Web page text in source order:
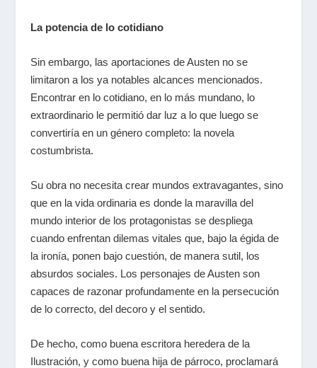
La potencia de lo cotidiano
Sin embargo, las aportaciones de Austen no se
limitaron a los ya notables alcances mencionados.
Encontrar en lo cotidiano, en lo más mundano, lo
extraordinario le permitió dar luz a lo que luego se
convertiría en un género completo: la novela
costumbrista.
Su obra no necesita crear mundos extravagantes, sino
que en la vida ordinaria es donde la maravilla del
mundo interior de los protagonistas se despliega
cuando enfrentan dilemas vitales que, bajo la égida de
la ironía, ponen bajo cuestión, de manera sutil, los
absurdos sociales. Los personajes de Austen son
capaces de razonar profundamente en la persecución
de lo correcto, del decoro y el sentido.
De hecho, como buena escritora heredera de la
Ilustración, y como buena hija de párroco, proclamará